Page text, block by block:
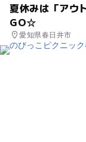
夏休みは「アウ
GO☆
愛知県春日井市